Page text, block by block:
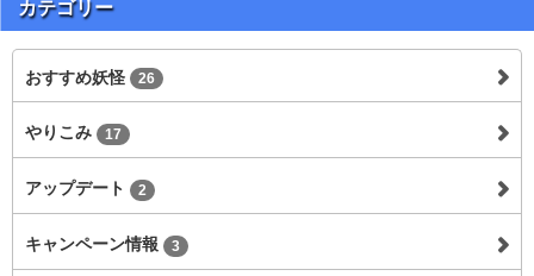
カテゴリー
おすすめ妖怪 26
やりこみ 17
アップデート 2
キャンペーン情報 3